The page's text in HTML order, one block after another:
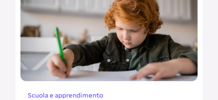
Scuola e apprendimento